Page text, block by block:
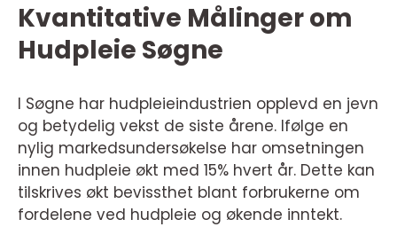
Kvantitative Målinger om
Hudpleie Søgne
I Søgne har hudpleieindustrien opplevd en jevn
og betydelig vekst de siste årene. Ifølge en
nylig markedsundersøkelse har omsetningen
innen hudpleie økt med 15% hvert år. Dette kan
tilskrives økt bevissthet blant forbrukerne om
fordelene ved hudpleie og økende inntekt.